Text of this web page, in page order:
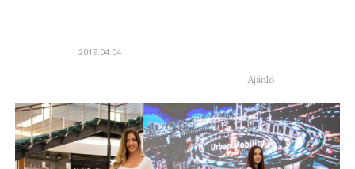
2019.04.04
Ajánló